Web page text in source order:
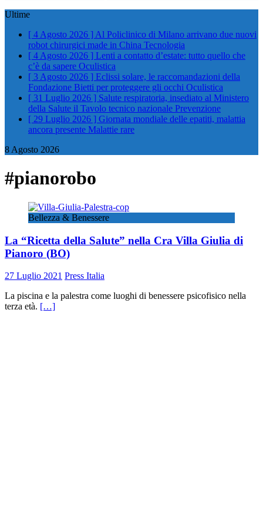
Ultime
[ 4 Agosto 2026 ] Al Policlinico di Milano arrivano due nuovi
robot chirurgici made in China Tecnologia
[ 4 Agosto 2026 ] Lenti a contatto d’estate: tutto quello che
c’è da sapere Oculistica
[ 3 Agosto 2026 ] Eclissi solare, le raccomandazioni della
Fondazione Bietti per proteggere gli occhi Oculistica
[ 31 Luglio 2026 ] Salute respiratoria, insediato al Ministero
della Salute il Tavolo tecnico nazionale Prevenzione
[ 29 Luglio 2026 ] Giornata mondiale delle epatiti, malattia
ancora presente Malattie rare
8 Agosto 2026
#pianorobo
Bellezza & Benessere
La “Ricetta della Salute” nella Cra Villa Giulia di
Pianoro (BO)
27 Luglio 2021 Press Italia
La piscina e la palestra come luoghi di benessere psicofisico nella
terza età. […]